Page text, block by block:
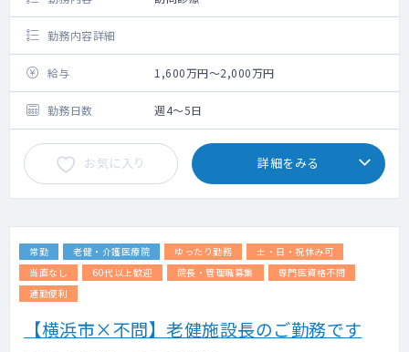
勤務内容詳細
給与 1,600万円～2,000万円
勤務日数 週4～5日
お気に入り 詳細をみる
常勤 老健・介護医療院 ゆったり勤務
土・日・祝休み可
当直なし
60代以上歓迎 院長・管理職募集
専門医資格不問
通勤便利
【横浜市×不問】老健施設長のご勤務です